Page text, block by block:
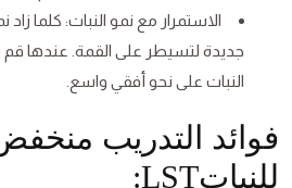
الاستمرار مع نمو النبات: كلما
جديدة لتسيطر على القمة. عندها قم
النبات على نحو أفقي واسع.
فوائد التدريب
للنباتLST: